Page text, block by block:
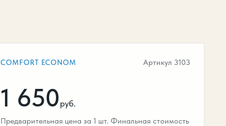
COMFORT ECONOM Артикул 3103
1 650руб.
Предварительная цена за 1 шт. Финальная стоимость